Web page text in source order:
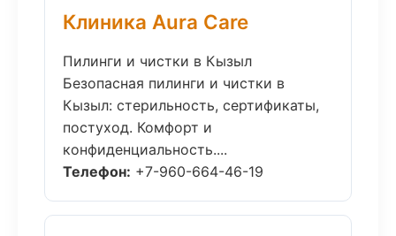
Клиника Aura Care
Пилинги и чистки в Кызыл
Безопасная пилинги и чистки в
Кызыл: стерильность, сертификаты,
постуход. Комфорт и
конфиденциальность....
Телефон: +7-960-664-46-19